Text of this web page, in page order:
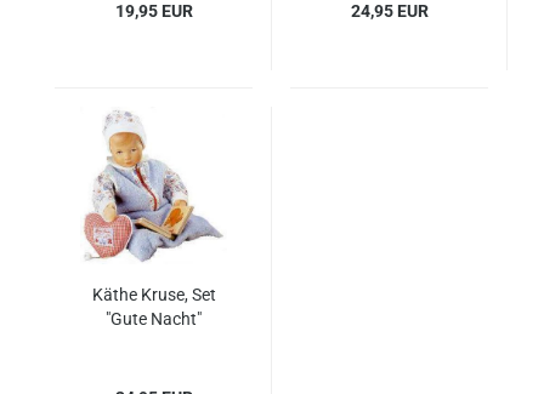
19,95 EUR 24,95 EUR
Käthe Kruse, Set
"Gute Nacht"